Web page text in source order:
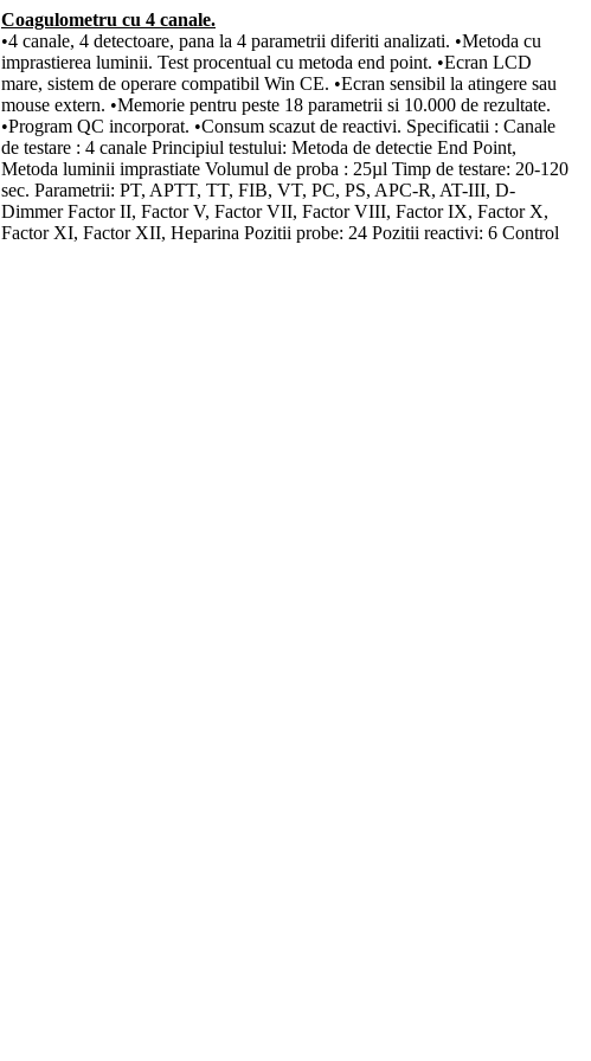
Coagulometru cu 4 canale.
•4 canale, 4 detectoare, pana la 4 parametrii diferiti analizati. •Metoda cu
imprastierea luminii. Test procentual cu metoda end point. •Ecran LCD
mare, sistem de operare compatibil Win CE. •Ecran sensibil la atingere sau
mouse extern. •Memorie pentru peste 18 parametrii si 10.000 de rezultate.
•Program QC incorporat. •Consum scazut de reactivi. Specificatii : Canale
de testare : 4 canale Principiul testului: Metoda de detectie End Point,
Metoda luminii imprastiate Volumul de proba : 25µl Timp de testare: 20-120
sec. Parametrii: PT, APTT, TT, FIB, VT, PC, PS, APC-R, AT-III, D-
Dimmer Factor II, Factor V, Factor VII, Factor VIII, Factor IX, Factor X,
Factor XI, Factor XII, Heparina Pozitii probe: 24 Pozitii reactivi: 6 Control